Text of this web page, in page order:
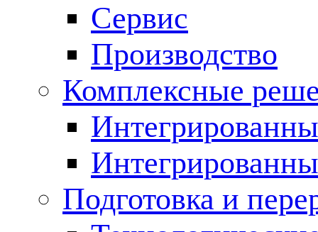
Сервис
Производство
Комплексные
Подготовка и